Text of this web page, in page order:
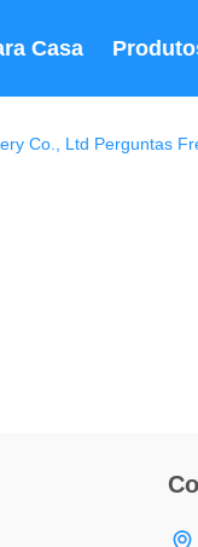
Casa
Co., Ltd Perguntas